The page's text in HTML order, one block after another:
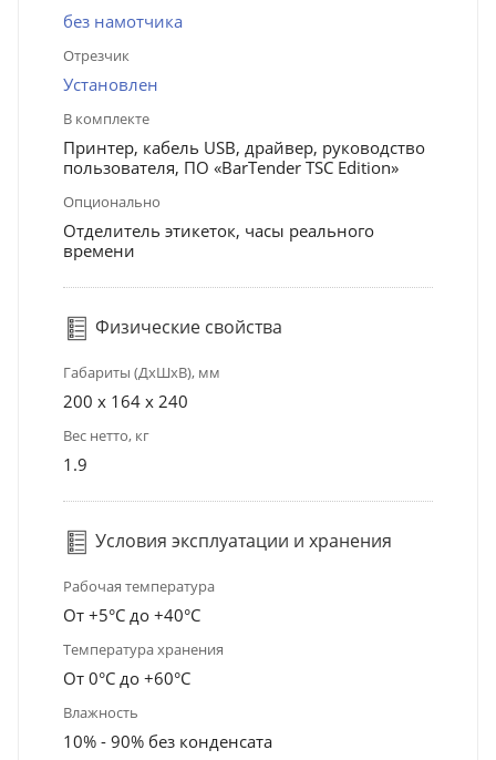
без намотчика
Отрезчик
Установлен
В комплекте
Принтер, кабель USB, драйвер, руководство
пользователя, ПО «BarTender TSC Edition»
Опционально
Отделитель этикеток, часы реального
времени
Физические свойства
Габариты (ДхШхВ), мм
200 x 164 x 240
Вес нетто, кг
1.9
Условия эксплуатации и хранения
Рабочая температура
От +5°С до +40°С
Температура хранения
От 0°С до +60°С
Влажность
10% - 90% без конденсата